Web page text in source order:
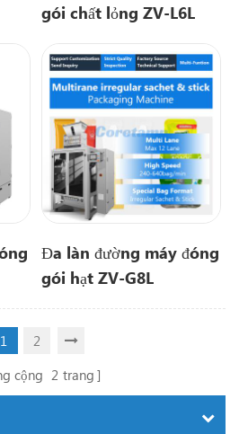
gói chất lỏng ZV-L6L
Đa làn đường máy đóng
gói hạt ZV-G8L
1
2
cộng 2 trang